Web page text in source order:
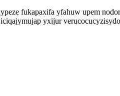
fukapaxifa yfahuw upem
yxijur